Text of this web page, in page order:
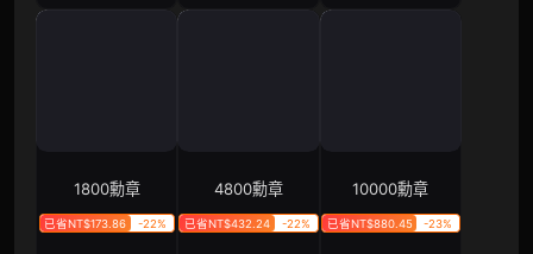
1800勳章
已省NT$173.86 -22%
4800勳章
已省NT$432.24 -22%
10000勳章
已省NT$880.45 -23%